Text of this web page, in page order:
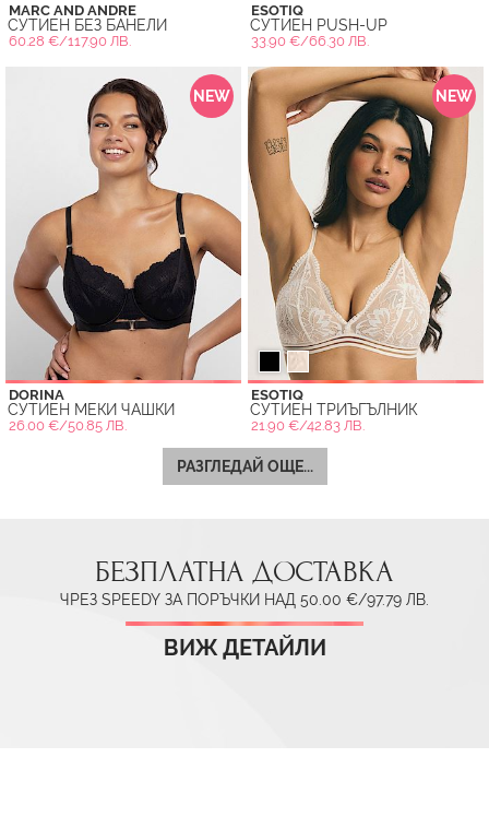
MARC AND ANDRE
СУТИЕН БЕЗ БАНЕЛИ
60.28 €/117.90 ЛВ.
ESOTIQ
СУТИЕН PUSH-UP
33.90 €/66.30 ЛВ.
NEW
DORINA
СУТИЕН МЕКИ ЧАШКИ
26.00 €/50.85 ЛВ.
NEW
ESOTIQ
СУТИЕН ТРИЪГЪЛНИК
21.90 €/42.83 ЛВ.
РАЗГЛЕДАЙ ОЩЕ...
БЕЗПЛАТНА ДОСТАВКА
ЧРЕЗ SPEEDY ЗА ПОРЪЧКИ НАД 50.00 €/97.79 ЛВ.
ВИЖ ДЕТАЙЛИ